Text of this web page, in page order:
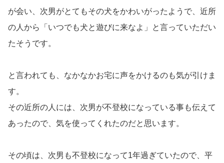
が会い、次男がとてもその犬をかわいがったようで、近所
の人から「いつでも犬と遊びに来なよ」と言っていただい
たそうです。
と言われても、なかなかお宅に声をかけるのも気が引けま
す。
その近所の人には、次男が不登校になっている事も伝えて
あったので、気を使ってくれたのだと思います。
その頃は、次男も不登校になって1年過ぎていたので、平